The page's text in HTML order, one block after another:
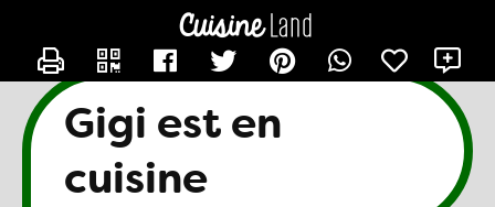
Gigi est en
cuisine
CONTACTER GIGI61